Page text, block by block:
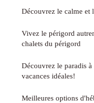
Découvrez le calme et
Vivez le périgord
chalets du périgord
Découvrez le paradis
vacances idéales!
Meilleures options